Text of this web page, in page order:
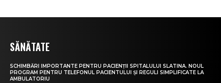
SĂNĂTATE
SCHIMBĂRI IMPORTANTE PENTRU PACIENȚII SPITALULUI SLATINA. NOUL
PROGRAM PENTRU TELEFONUL PACIENTULUI ȘI REGULI SIMPLIFICATE LA
AMBULATORIU